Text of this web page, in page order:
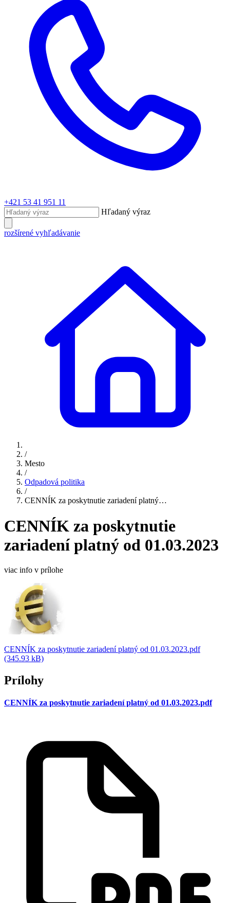
+421 53 41 951 11
Hľadaný výraz
rozšírené vyhľadávanie
/
Mesto
/
Odpadová politika
/
CENNÍK za poskytnutie zariadení platný…
CENNÍK za poskytnutie
zariadení platný od 01.03.2023
viac info v prílohe
CENNÍK za poskytnutie zariadení platný od 01.03.2023.pdf
(345.93 kB)
Prílohy
CENNÍK za poskytnutie zariadení platný od 01.03.2023.pdf